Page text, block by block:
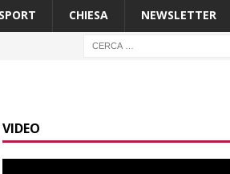
SPORT CHIESA NEWSLETTER
VIDEO